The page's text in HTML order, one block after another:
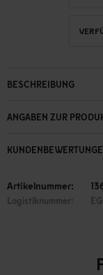
BESCHREIBUNG
ANGABEN ZUR
Artikelnummer:
Logistiknummer: